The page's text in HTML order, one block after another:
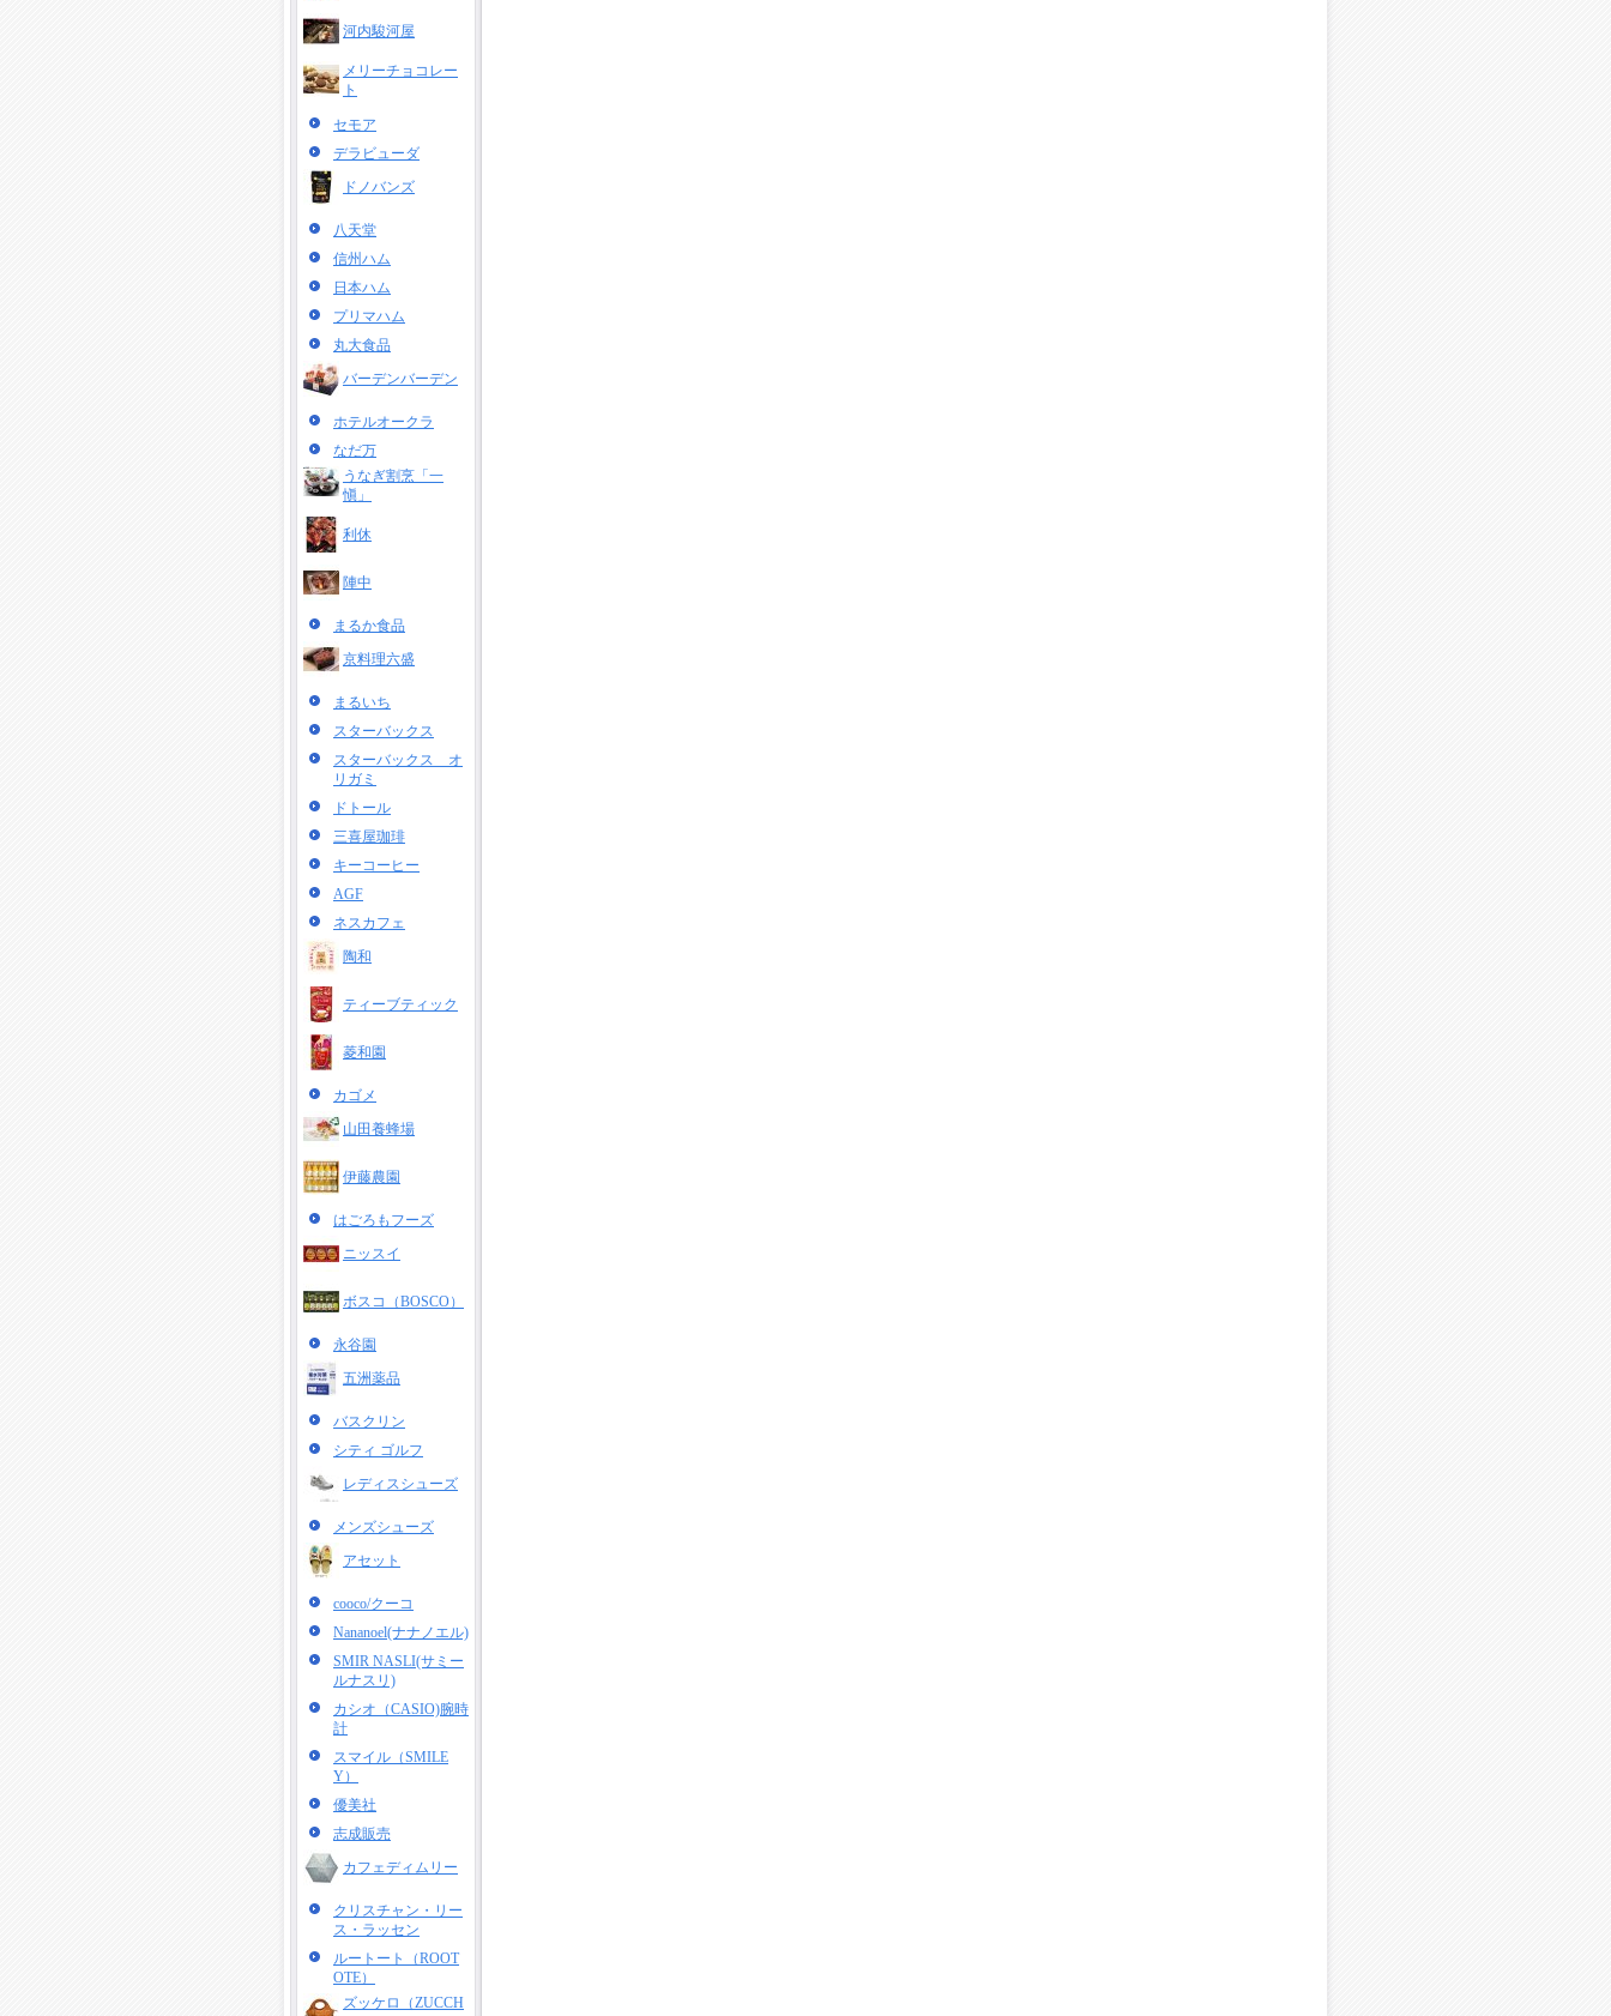
河内駿河屋
メリーチョコレー
ト
セモア
デラビューダ
ドノバンズ
八天堂
信州ハム
日本ハム
プリマハム
丸大食品
バーデンバーデン
ホテルオークラ
なだ万
うなぎ割烹「一
愼」
利休
陣中
まるか食品
京料理六盛
まるいち
スターバックス
スターバックス オ
リガミ
ドトール
三喜屋珈琲
キーコーヒー
AGF
ネスカフェ
陶和
ティーブティック
菱和園
カゴメ
山田養蜂場
伊藤農園
はごろもフーズ
ニッスイ
ボスコ（BOSCO）
永谷園
五洲薬品
バスクリン
シティ ゴルフ
レディスシューズ
メンズシューズ
アセット
cooco/クーコ
Nananoel(ナナノエル)
SMIR NASLI(サミー
ルナスリ)
カシオ（CASIO)腕時
計
スマイル（SMILE
Y）
優美社
志成販売
カフェディムリー
クリスチャン・リー
ス・ラッセン
ルートート（ROOT
OTE）
ズッケロ（ZUCCH